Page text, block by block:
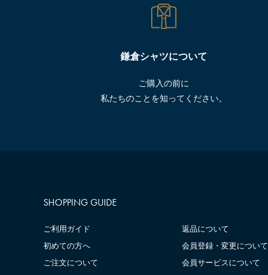
鎌倉シャツについて
ご購入の前に
私たちのことを知ってください。
SHOPPING GUIDE
ご利用ガイド
初めての方へ
ご注文について
返品について
会員登録・変更について
会員サービスについて